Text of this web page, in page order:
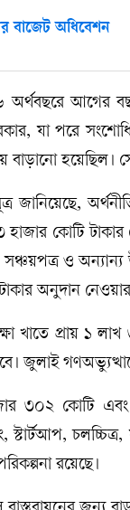
বাজেট অধিবেশন
আগের
যা পরে
বাড়ানো হয়েছিল।
জানিয়েছে,
কোটি টাকার
সঞ্চয়পত্র ও
অনুদান নেওয়ার
খাতে প্রায় ১ লাখ
জুলাই
৩০২ কোটি এবং
স্টার্টআপ,
রয়েছে।